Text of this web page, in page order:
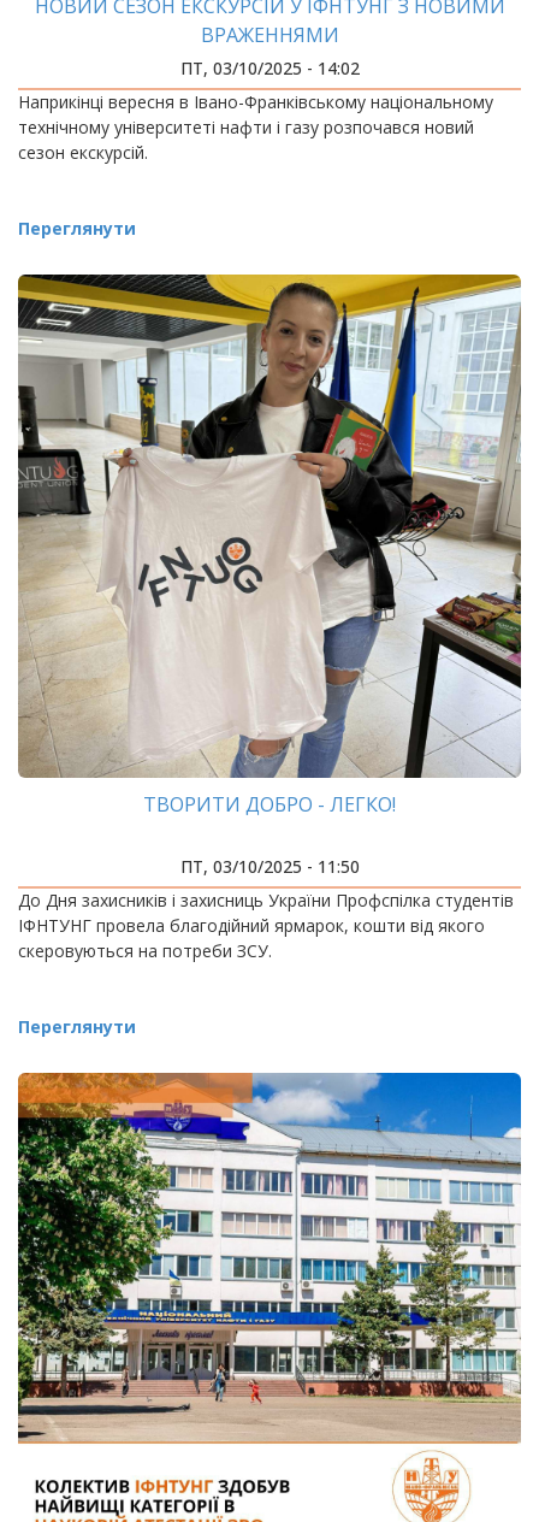
НОВИЙ СЕЗОН ЕКСКУРСІЙ У ІФНТУНГ З НОВИМИ
ВРАЖЕННЯМИ
ПТ, 03/10/2025 - 14:02
Наприкінці вересня в Івано-Франківському національному
технічному університеті нафти і газу розпочався новий
сезон екскурсій.
Переглянути
ТВОРИТИ ДОБРО - ЛЕГКО!
ПТ, 03/10/2025 - 11:50
До Дня захисників і захисниць України Профспілка студентів
ІФНТУНГ провела благодійний ярмарок, кошти від якого
скеровуються на потреби ЗСУ.
Переглянути